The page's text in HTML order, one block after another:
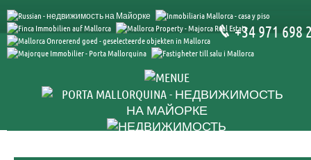
+34 971 698